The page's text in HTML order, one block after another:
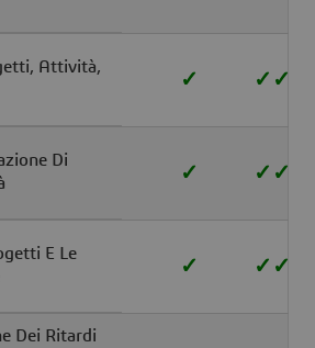
Attività,
✓ ✓ ✓
Di
✓ ✓ ✓
E Le
✓ ✓ ✓
Dei Ritardi